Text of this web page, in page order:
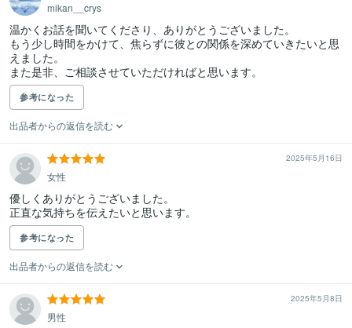
mikan__crys
温かくお話を聞いてくださり、ありがとうございました。
もう少し時間をかけて、焦らずに彼との関係を深めていきたいと思
えました。
また是非、ご相談させていただければと思います。
参考になった
出品者からの返信を読む
2025年5月16日
女性
優しくありがとうございました。
正直な気持ちを伝えたいと思います。
参考になった
出品者からの返信を読む
2025年5月8日
男性